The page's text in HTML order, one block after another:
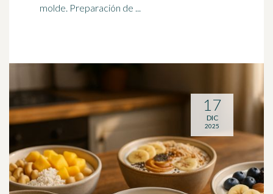
molde. Preparación de ...
17
DIC
2025